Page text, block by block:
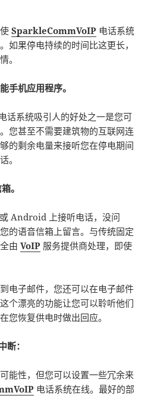
使SparkleCommVoIP 电话系统
如果停电持续的时间比这更长，
。
手机应用程序。
话系统吸引人的好处之一是您可
您甚至不需要建筑物的互联网连
的剩余电量来接听您在停电期间
。
。
Android 上接听电话，没问
的语音信箱上留言。与传统固定
全由VoIP 服务提供商处理，即使
电子邮件，您还可以在电子邮件
个漂亮的功能让您可以聆听他们
您恢复供电时做出回应。
断：
能性，但您可以设置一些冗余来
电话系统在线。最好的部